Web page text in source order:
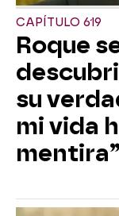
CAPÍTULO 619
Roque
su
mi vida
mentira”